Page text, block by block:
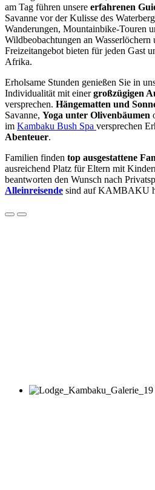
am Tag führen unsere erfahrenen
Savanne vor der Kulisse des
Wanderungen, Mountainbike-Touren
Wildbeobachtungen an Wasserlöchern
Freizeitangebot bieten für jeden Gast
Afrika.
Erholsame Stunden genießen Sie in
Individualität mit einergroßzügigen
versprechen. Hängematten und
Savanne, Yoga unter Olivenbäumen
im Kambaku Bush Spa versprechen
Abenteuer.
Familien finden top ausgestattene
ausreichend Platz für Eltern mit
beantworten den Wunsch nach
Alleinreisende sind auf KAMBAKU